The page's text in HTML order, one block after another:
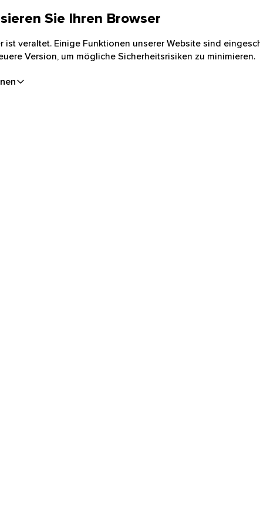
Sie Ihren Browser
ist veraltet. Einige Funktionen unserer Website sind
Version, um mögliche Sicherheitsrisiken zu minimieren.